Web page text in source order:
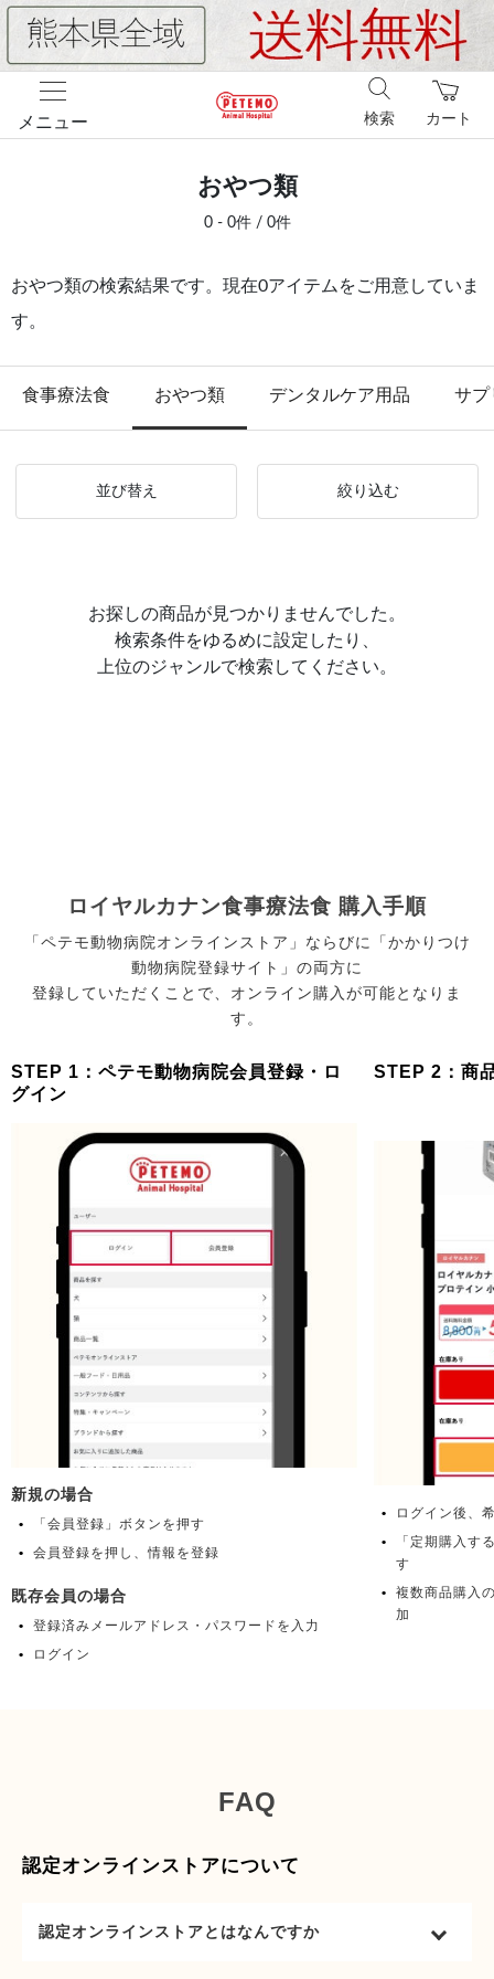
メニュー カート
検索
おやつ類
0 - 0件 / 0件
おやつ類の検索結果です。現在0アイテムをご用意していま
す。
食事療法食 おやつ類 デンタルケア用品 サプ
並び替え 絞り込む
お探しの商品が見つかりませんでした。
検索条件をゆるめに設定したり、
上位のジャンルで検索してください。
ロイヤルカナン食事療法食 購入手順
「ペテモ動物病院オンラインストア」ならびに「かかりつけ
動物病院登録サイト」の両方に
登録していただくことで、オンライン購入が可能となりま
す。
STEP 1：ペテモ動物病院会員登録・ロ
グイン
新規の場合
「会員登録」ボタンを押す
会員登録を押し、情報を登録
既存会員の場合
登録済みメールアドレス・パスワードを入力
ログイン
STEP 2：商
ログイン後、
「定期購入す
す
複数商品購入
加
FAQ
認定オンラインストアについて
認定オンラインストアとはなんですか